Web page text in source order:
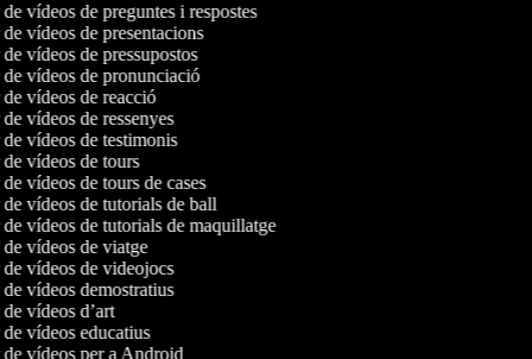
de vídeos de preguntes i respostes
de vídeos de presentacions
de vídeos de pressupostos
de vídeos de pronunciació
de vídeos de reacció
de vídeos de ressenyes
de vídeos de testimonis
de vídeos de tours
de vídeos de tours de cases
de vídeos de tutorials de ball
de vídeos de tutorials de maquillatge
de vídeos de viatge
de vídeos de videojocs
de vídeos demostratius
de vídeos d’art
de vídeos educatius
de vídeos per a Android